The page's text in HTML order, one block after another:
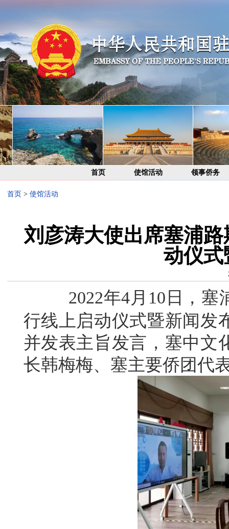
首页 使馆活动 领事侨务
首页 > 使馆活动
刘彦涛大使出席塞浦
动仪式
2022年4月10日，塞
行线上启动仪式暨新闻发
并发表主旨发言，塞中文
长韩梅梅、塞主要侨团代